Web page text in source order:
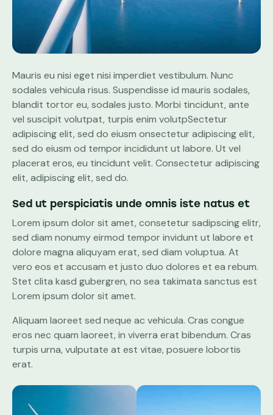
Mauris eu nisi eget nisi imperdiet vestibulum. Nunc
sodales vehicula risus. Suspendisse id mauris sodales,
blandit tortor eu, sodales justo. Morbi tincidunt, ante
vel suscipit volutpat, turpis enim volutpSectetur
adipiscing elit, sed do eiusm onsectetur adipiscing elit,
sed do eiusm od tempor incididunt ut labore. Ut vel
placerat eros, eu tincidunt velit. Consectetur adipiscing
elit, adipiscing elit, sed do.
Sed ut perspiciatis unde omnis iste natus et
Lorem ipsum dolor sit amet, consetetur sadipscing elitr,
sed diam nonumy eirmod tempor invidunt ut labore et
dolore magna aliquyam erat, sed diam voluptua. At
vero eos et accusam et justo duo dolores et ea rebum.
Stet clita kasd gubergren, no sea takimata sanctus est
Lorem ipsum dolor sit amet.
Aliquam laoreet sed neque ac vehicula. Cras congue
eros nec quam laoreet, in viverra erat bibendum. Cras
turpis urna, vulputate at est vitae, posuere lobortis
erat.